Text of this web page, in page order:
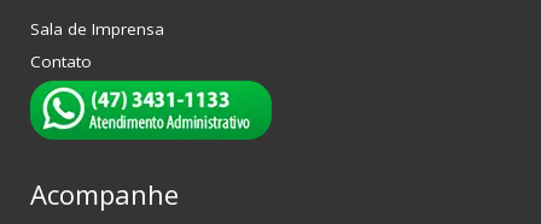
Sala de Imprensa
Contato
Acompanhe